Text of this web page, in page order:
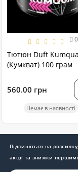
0
Тютюн Duft
(Кумкват) 100 грам
560.00 грн
Немає в наявності
Підпишіться на
акції та знижки